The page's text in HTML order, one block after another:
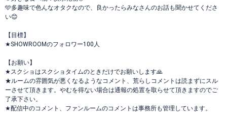
️🩵多趣味で色んなオタクなので、良かったらみなさんのお話も聞かせてくださ
い😊
【目標】
★SHOWROOMのフォロワー100人
【お願い】
★スクショはスクショタイムのときだけでお願いします🙏
★ルームの雰囲気が悪くなるようなコメント、荒らしコメントは読まずにスル
ーさせて頂きます。やむを得ない場合は通報の処置を取らせて頂きますのでご
了承下さい。
★配信中のコメント、ファンルームのコメントは事務所も管理しています。